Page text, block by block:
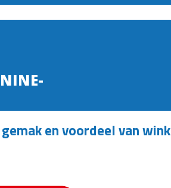
en voordeel van